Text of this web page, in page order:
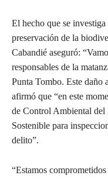
El hecho que se
preservación de la
Cabandié aseguró:
responsables de la
Punta Tombo. Este daño
afirmó que “en este
de Control Ambiental
Sostenible para
delito”.
“Estamos